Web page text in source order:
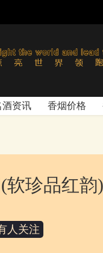
酒资讯 香烟价格
软珍品红韵)
人关注